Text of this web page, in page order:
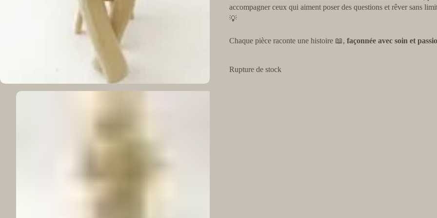
accompagner ceux qui aiment poser des questions et rêver sans
💡
Chaque pièce raconte une histoire 📖, façonnée avec soin et
Rupture de stock